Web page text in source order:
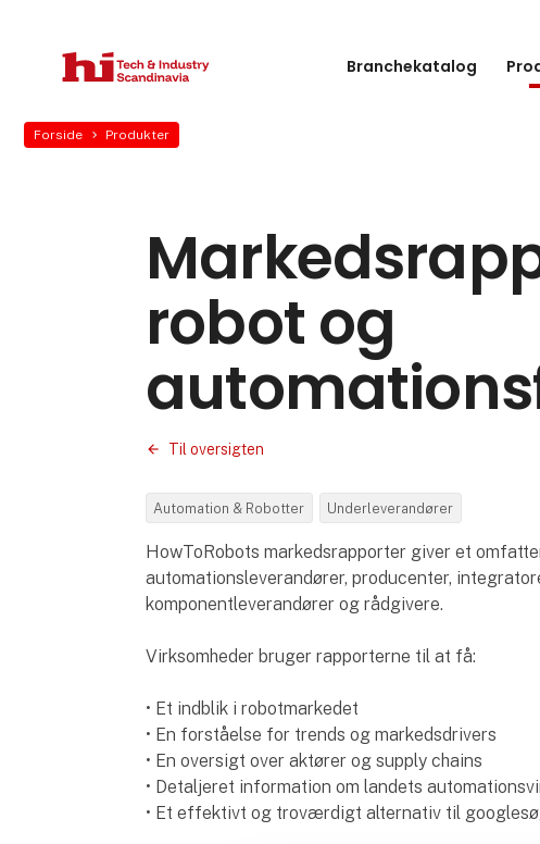
Branchekatalog
Forside Produkter
robot og
Til oversigten
Automation & Robotter Underleverandører
HowToRobots markedsrapporter giver et
automationsleverandører, producenter,
komponentleverandører og rådgivere.
Virksomheder bruger rapporterne til at få:
• Et indblik i robotmarkedet
• En forståelse for trends og markedsdrivers
• En oversigt over aktører og supply chains
• Detaljeret information om landets
• Et effektivt og troværdigt alternativ til